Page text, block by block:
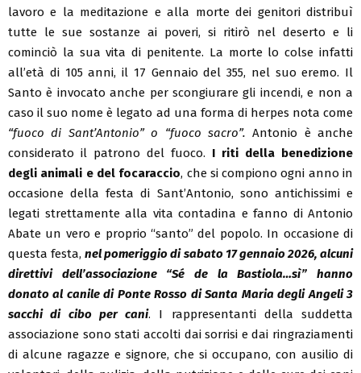
lavoro e la meditazione e alla morte dei genitori distribuì
tutte le sue sostanze ai poveri, si ritirò nel deserto e li
cominciò la sua vita di penitente. La morte lo colse infatti
all’età di 105 anni, il 17 Gennaio del 355, nel suo eremo. Il
Santo è invocato anche per scongiurare gli incendi, e non a
caso il suo nome è legato ad una forma di herpes nota come
“fuoco di Sant’Antonio” o “fuoco sacro”. Antonio è anche
considerato il patrono del fuoco. I riti della benedizione
degli animali e del focaraccio, che si compiono ogni anno in
occasione della festa di Sant’Antonio, sono antichissimi e
legati strettamente alla vita contadina e fanno di Antonio
Abate un vero e proprio “santo” del popolo. In occasione di
questa festa,nel pomeriggio di sabato 17 gennaio 2026, alcuni
direttivi dell’associazione “Sé de la Bastiola…sì” hanno
donato al canile di Ponte Rosso di Santa Maria degli Angeli 3
sacchi di cibo per cani. I rappresentanti della suddetta
associazione sono stati accolti dai sorrisi e dai ringraziamenti
di alcune ragazze e signore, che si occupano, con ausilio di